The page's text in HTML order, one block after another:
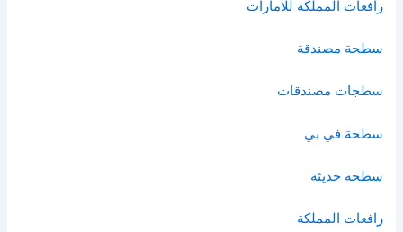
رافعات المملكة للامارات
سطحة مصندقة
سطجات مصندقات
سطحة في بي
سطحة حديثة
رافعات المملكة